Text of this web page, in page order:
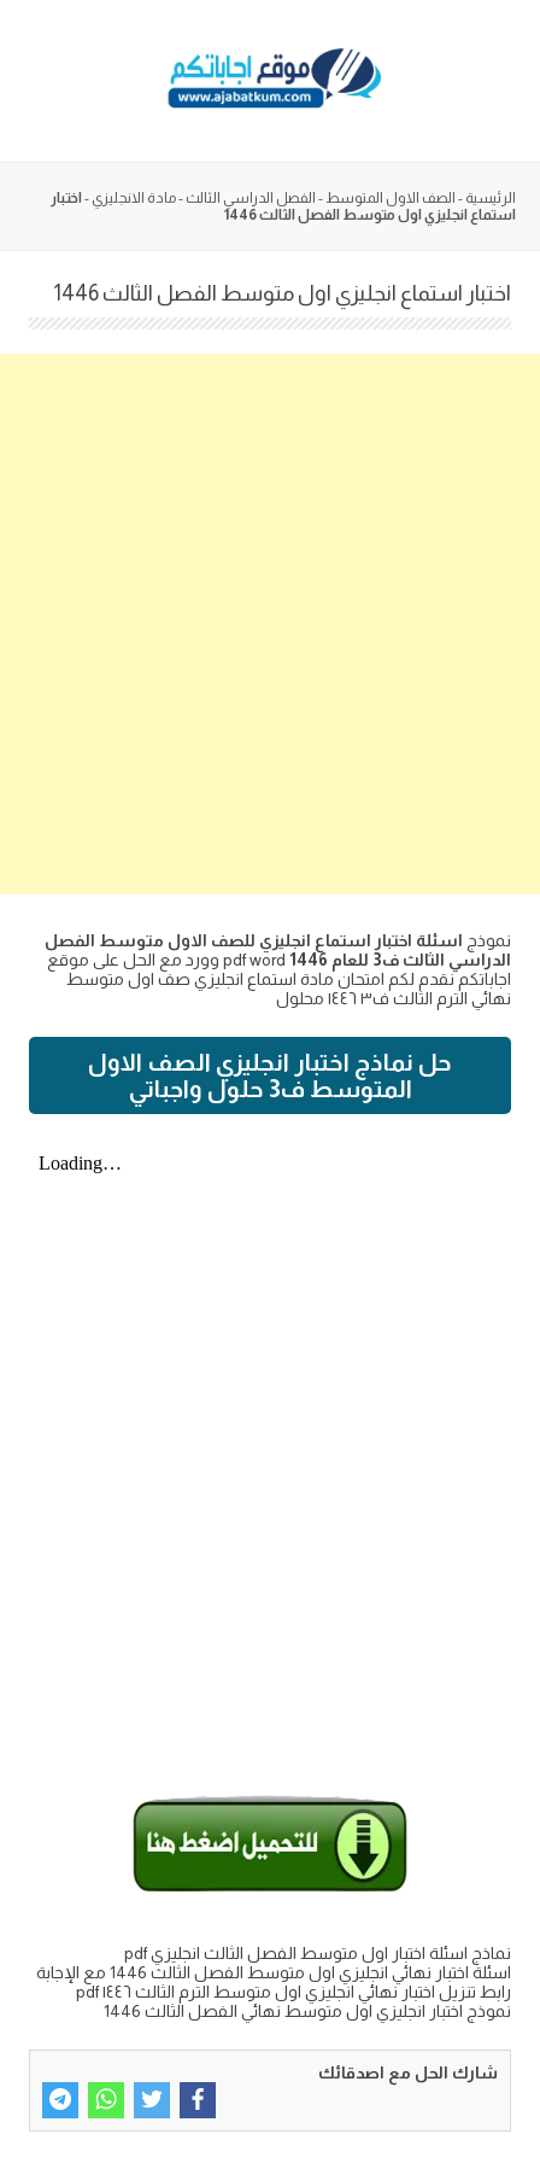
الرئيسية - الصف الاول المتوسط - الفصل الدراسي الثالث -مادة الانجليزي - اختبار
استماع انجليزي اول متوسط الفصل الثالث 1446
اختبار استماع انجليزي اول متوسط الفصل الثالث 1446
نموذج اسئلة اختبار استماع انجليزي للصف الاول متوسط الفصل
الدراسي الثالث ف3 للعام 1446
pdf word وورد مع الحل على موقع
اجاباتكم نقدم لكم امتحان مادة استماع انجليزي صف اول متوسط
نهائي الترم الثالث ف٣ ١٤٤٦ محلول
حل نماذج اختبار انجليزي الصف الاول
المتوسط ف3 حلول واجباتي
نماذج اسئلة اختبار اول متوسط الفصل الثالث انجليزي pdf
اسئلة اختبار نهائي انجليزي اول متوسط الفصل الثالث 1446 مع الإجابة
رابط تنزيل اختبار نهائي انجليزي اول متوسط الترم الثالث ١٤٤٦ pdf
نموذج اختبار انجليزي اول متوسط نهائي الفصل الثالث 1446
شارك الحل مع اصدقائك